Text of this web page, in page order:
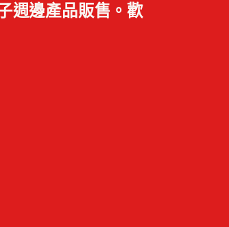
週邊產品販售。歡